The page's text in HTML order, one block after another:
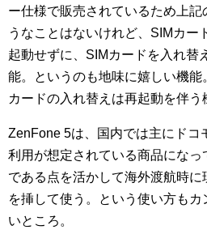
ー仕様で販売されているため上記
うなことはないけれど、SIMカー
起動せずに、SIMカードを入れ替
能。というのも地味に嬉しい機能
カードの入れ替えは再起動を伴う
ZenFone 5は、国内では主にドコ
利用が想定されている商品にな
である点を活かして海外渡航時
を挿して使う。という使い方も
いところ。